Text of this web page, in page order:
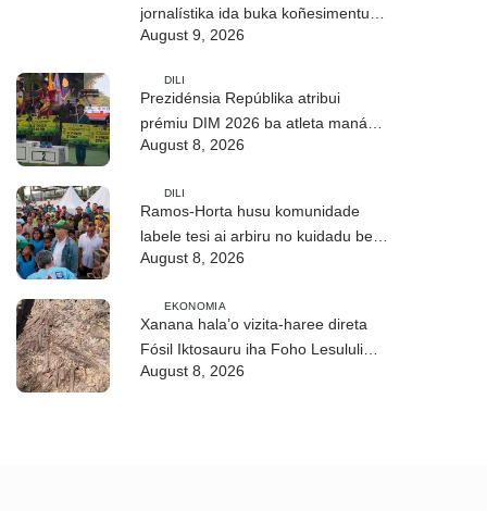
jornalístika ida buka koñesimentu
foun (Parte I)
August 9, 2026
DILI
Prezidénsia Repúblika atribui
prémiu DIM 2026 ba atleta manán-
na’in sira
August 8, 2026
DILI
Ramos-Horta husu komunidade
labele tesi ai arbiru no kuidadu bee-
matan
August 8, 2026
EKONOMIA
Xanana hala’o vizita-haree direta
Fósil Iktosauru iha Foho Lesululi
Kailaku
August 8, 2026